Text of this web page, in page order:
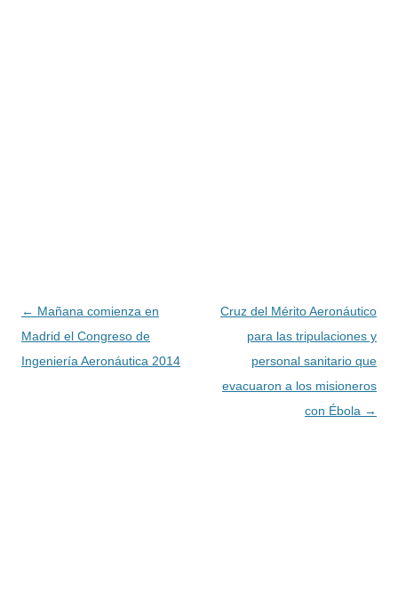
Navegación
de
entradas
← Mañana comienza en
Madrid el Congreso de
Ingeniería Aeronáutica 2014
Cruz del Mérito Aeronáutico
para las tripulaciones y
personal sanitario que
evacuaron a los misioneros
con Ébola →